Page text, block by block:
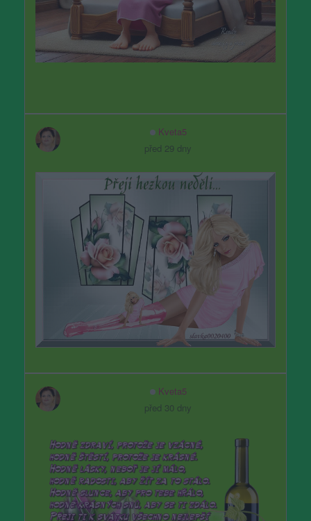
Kveta5
před 29 dny
Kveta5
před 30 dny